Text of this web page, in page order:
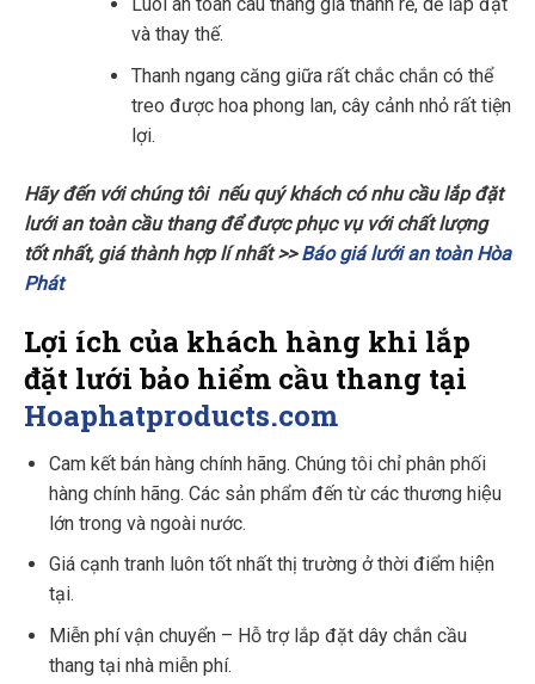
Luoi an toan cau thang giá thành rẻ, dễ lắp đặt
và thay thế.
Thanh ngang căng giữa rất chắc chắn có thể
treo được hoa phong lan, cây cảnh nhỏ rất tiện
lợi.
Hãy đến với chúng tôi nếu quý khách có nhu cầu lắp đặt
lưới an toàn cầu thang để được phục vụ với chất lượng
tốt nhất, giá thành hợp lí nhất >>Báo giá lưới an toàn Hòa
Phát
Lợi ích của khách hàng khi lắp
đặt lưới bảo hiểm cầu thang tại
Hoaphatproducts.com
Cam kết bán hàng chính hãng. Chúng tôi chỉ phân phối
hàng chính hãng. Các sản phẩm đến từ các thương hiệu
lớn trong và ngoài nước.
Giá cạnh tranh luôn tốt nhất thị trường ở thời điểm hiện
tại.
Miễn phí vận chuyển – Hỗ trợ lắp đặt dây chắn cầu
thang tại nhà miễn phí.